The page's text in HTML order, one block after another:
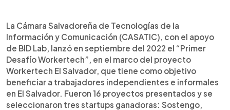
Escuchar artículo
La Cámara Salvadoreña de Tecnologías de la
Información y Comunicación (CASATIC), con el apoyo
de BID Lab, lanzó en septiembre del 2022 el “Primer
Desafío Workertech”, en el marco del proyecto
Workertech El Salvador, que tiene como objetivo
beneficiar a trabajadores independientes e informales
en El Salvador. Fueron 16 proyectos presentados y se
seleccionaron tres startups ganadoras: Sostengo,